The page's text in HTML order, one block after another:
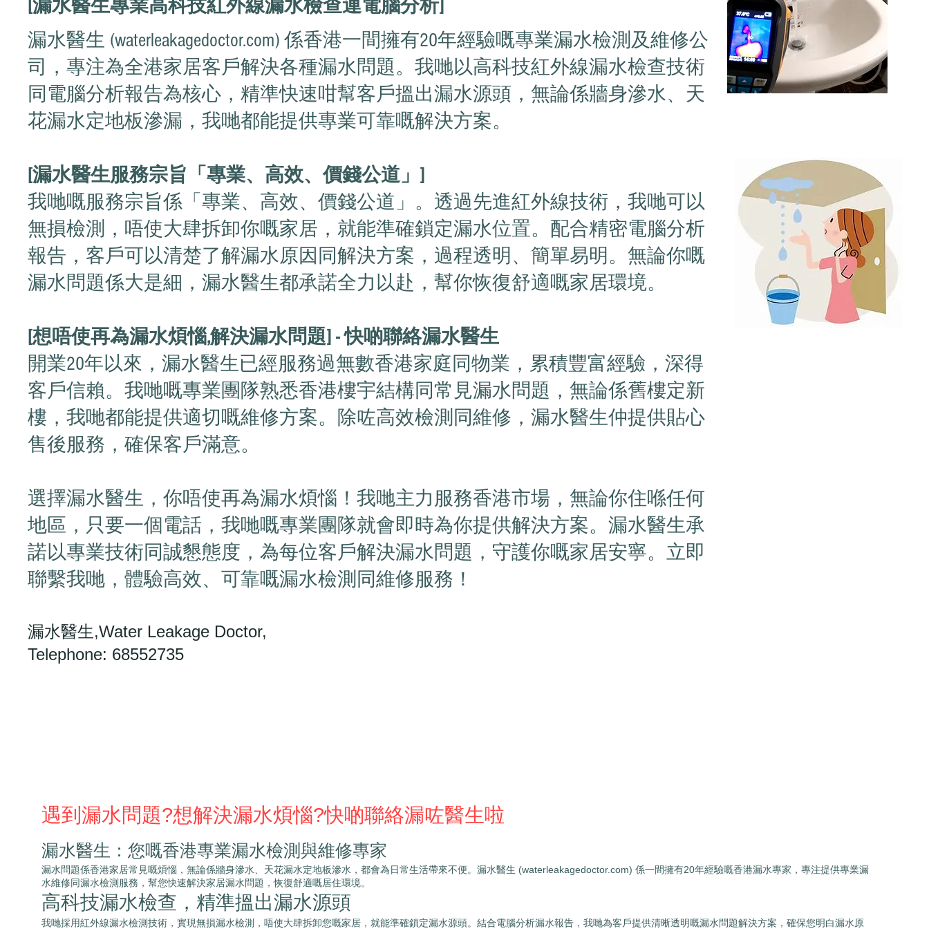
[漏水醫生專業高科技紅外線漏水檢查連電腦分析]
漏水醫生 (waterleakagedoctor.com) 係香港一間擁有20年經驗嘅專業漏水檢測及維修公
司，專注為全港家居客戶解決各種漏水問題。我哋以高科技紅外線漏水檢查技術
同電腦分析報告為核心，精準快速咁幫客戶搵出漏水源頭，無論係牆身滲水、天
花漏水定地板滲漏，我哋都能提供專業可靠嘅解決方案。
[漏水醫生服務宗旨「專業、高效、價錢公道」]
我哋嘅服務宗旨係「專業、高效、價錢公道」。透過先進紅外線技術，我哋可以
無損檢測，唔使大肆拆卸你嘅家居，就能準確鎖定漏水位置。配合精密電腦分析
報告，客戶可以清楚了解漏水原因同解決方案，過程透明、簡單易明。無論你嘅
漏水問題係大是細，漏水醫生都承諾全力以赴，幫你恢復舒適嘅家居環境。
[想唔使再為漏水煩惱,解決漏水問題] - 快啲聯絡漏水醫生
開業20年以來，漏水醫生已經服務過無數香港家庭同物業，累積豐富經驗，深得
客戶信賴。我哋嘅專業團隊熟悉香港樓宇結構同常見漏水問題，無論係舊樓定新
樓，我哋都能提供適切嘅維修方案。除咗高效檢測同維修，漏水醫生仲提供貼心
售後服務，確保客戶滿意。
選擇漏水醫生，你唔使再為漏水煩惱！我哋主力服務香港市場，無論你住喺任何
地區，只要一個電話，我哋嘅專業團隊就會即時為你提供解決方案。漏水醫生承
諾以專業技術同誠懇態度，為每位客戶解決漏水問題，守護你嘅家居安寧。立即
聯繫我哋，體驗高效、可靠嘅漏水檢測同維修服務！
漏水醫生,Water Leakage Doctor,
Telephone: 68552735
遇到漏水問題?想解決漏水煩惱?快啲聯絡漏咗醫生啦
漏水醫生：您嘅香港專業漏水檢測與維修專家
漏水問題係香港家居常見嘅煩惱，無論係牆身滲水、天花漏水定地板滲水，都會為日常生活帶來不便。漏水醫生 (waterleakagedoctor.com) 係一間擁有20年經驗嘅香港漏水專家，專注提供專業漏
水維修同漏水檢測服務，幫您快速解決家居漏水問題，恢復舒適嘅居住環境。
高科技漏水檢查，精準搵出漏水源頭
我哋採用紅外線漏水檢測技術，實現無損漏水檢測，唔使大肆拆卸您嘅家居，就能準確鎖定漏水源頭。結合電腦分析漏水報告，我哋為客戶提供清晰透明嘅漏水問題解決方案，確保您明白漏水原